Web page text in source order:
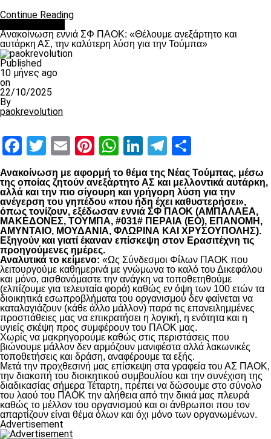
Continue Reading
Ανακοίνωση εννιά ΣΦ ΠΑΟΚ: «Θέλουμε ανεξάρτητο και
αυτάρκη ΑΣ, την καλύτερη λύση για την Τούμπα»
Published
10 μήνες ago
on
22/10/2025
By
paokrevolution
Facebook
Twitter
EmailPinterest
WhatsApp
LinkedIn
Telegram
Ανακοίνωση με αφορμή το θέμα της Νέας Τούμπας, μέσω
της οποίας ζητούν ανεξάρτητο ΑΣ και μελλοντικά αυτάρκη,
αλλά και την πιο σίγουρη και γρήγορη λύση για την
ανέγερση του γηπέδου «που ήδη έχει καθυστερήσει»,
όπως τονίζουν, εξέδωσαν εννιά ΣΦ ΠΑΟΚ (ΑΜΠΑΛΑΕΑ,
ΜΑΚΕΔΟΝΕΣ, ΤΟΥΜΠΑ, #031# ΠΕΡΑΙΑ (ΕΟ), ΕΠΑΝΟΜΗ,
ΑΜΥΝΤΑΙΟ, ΜΟΥΔΑΝΙΑ, ΦΛΩΡΙΝΑ ΚΑΙ ΧΡΥΣΟΥΠΟΛΗΣ).
Εξηγούν και γιατί έκαναν επίσκεψη στον Ερασιτέχνη τις
προηγούμενες ημέρες.
Αναλυτικά το κείμενο: «Ως Σύνδεσμοι Φίλων ΠΑΟΚ που
λειτουργούμε καθημερινά με γνώμωνα το καλό του Δικεφάλου
και μόνο, αισθανόμαστε την ανάγκη να τοποθετηθούμε
(ελπίζουμε για τελευταία φορά) καθώς εν όψη των 100 ετών τα
διοικητικά εσωπροβλήματα του οργανισμού δεν φαίνεται να
καταλαγιάζουν (κάθε άλλο μάλλον) παρά τις επανειλημμένες
προσπάθειες μας να επικρατήσει η λογική, η ενότητα και η
υγιείς σκέψη προς συμφέρουν του ΠΑΟΚ μας.
Χωρίς να μακρηγορούμε καθώς στις περιστάσεις που
βιώνουμε μάλλον δεν αρμόζουν μανιφέστα αλλά λακωνικές
τοποθετήσεις και δράση, αναφέρουμε τα εξής.
Μετά την προχθεσινή μας επίσκεψη στα γραφεία του ΑΣ ΠΑΟΚ,
την διακοπή του διοικητικού συμβουλίου και την συνέχιση της
διαδικασίας σήμερα Τέταρτη, πρέπει να δώσουμε στο σύνολο
του λαού του ΠΑΟΚ την αλήθεια από την δικιά μας πλευρά
καθώς το μέλλον του οργανισμού και οι άνθρωποι που τον
απαρτίζουν είναι θέμα όλων και όχι μόνο των οργανωμένων.
Advertisement